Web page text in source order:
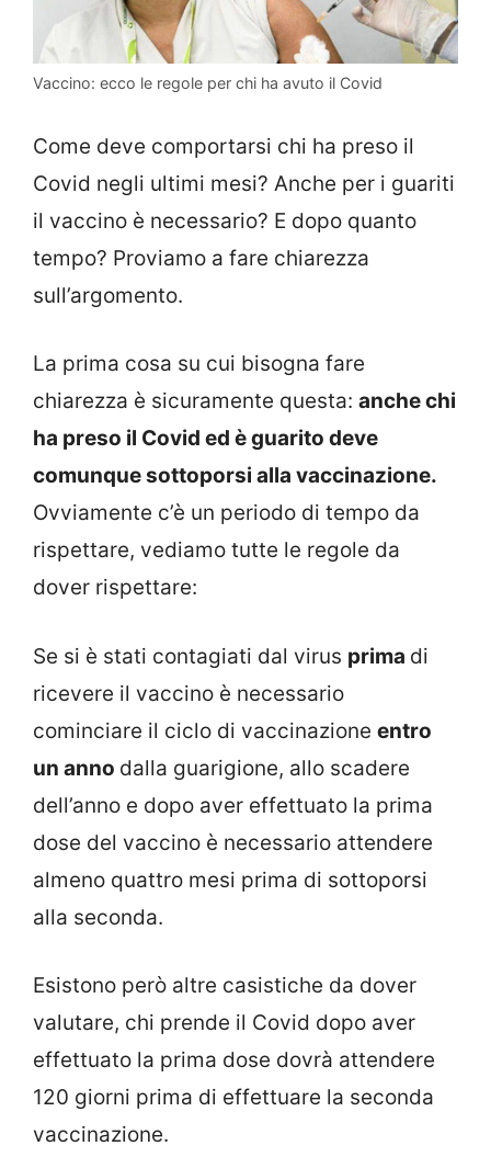
Vaccino: ecco le regole per chi ha avuto il Covid
Come deve comportarsi chi ha preso il
Covid negli ultimi mesi? Anche per i guariti
il vaccino è necessario? E dopo quanto
tempo? Proviamo a fare chiarezza
sull’argomento.
La prima cosa su cui bisogna fare
chiarezza è sicuramente questa: anche chi
ha preso il Covid ed è guarito deve
comunque sottoporsi alla vaccinazione.
Ovviamente c’è un periodo di tempo da
rispettare, vediamo tutte le regole da
dover rispettare:
Se si è stati contagiati dal virus prima di
ricevere il vaccino è necessario
cominciare il ciclo di vaccinazione entro
un anno dalla guarigione, allo scadere
dell’anno e dopo aver effettuato la prima
dose del vaccino è necessario attendere
almeno quattro mesi prima di sottoporsi
alla seconda.
Esistono però altre casistiche da dover
valutare, chi prende il Covid dopo aver
effettuato la prima dose dovrà attendere
120 giorni prima di effettuare la seconda
vaccinazione.